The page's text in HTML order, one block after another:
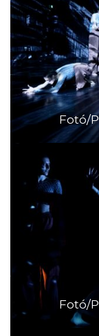
Fotó/
Fotó/